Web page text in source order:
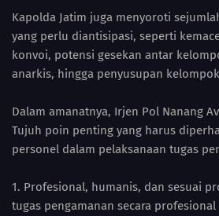
Kapolda Jatim juga menyoroti
yang perlu diantisipasi, seperti
konvoi, potensi gesekan antar
anarkis, hingga penyusupan
Dalam amanatnya, Irjen Pol Nanang
Tujuh poin penting yang harus
personel dalam pelaksanaan tugas
1. Profesional, humanis, dan sesuai
tugas pengamanan secara